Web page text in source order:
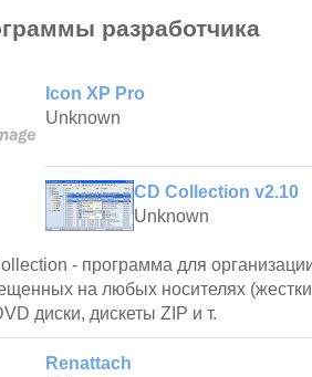
разработчика
Icon XP Pro
Unknown
CD Collection v2.10
Unknown
- программа для
на любых носителях
диски, дискеты ZIP и т.
Renattach